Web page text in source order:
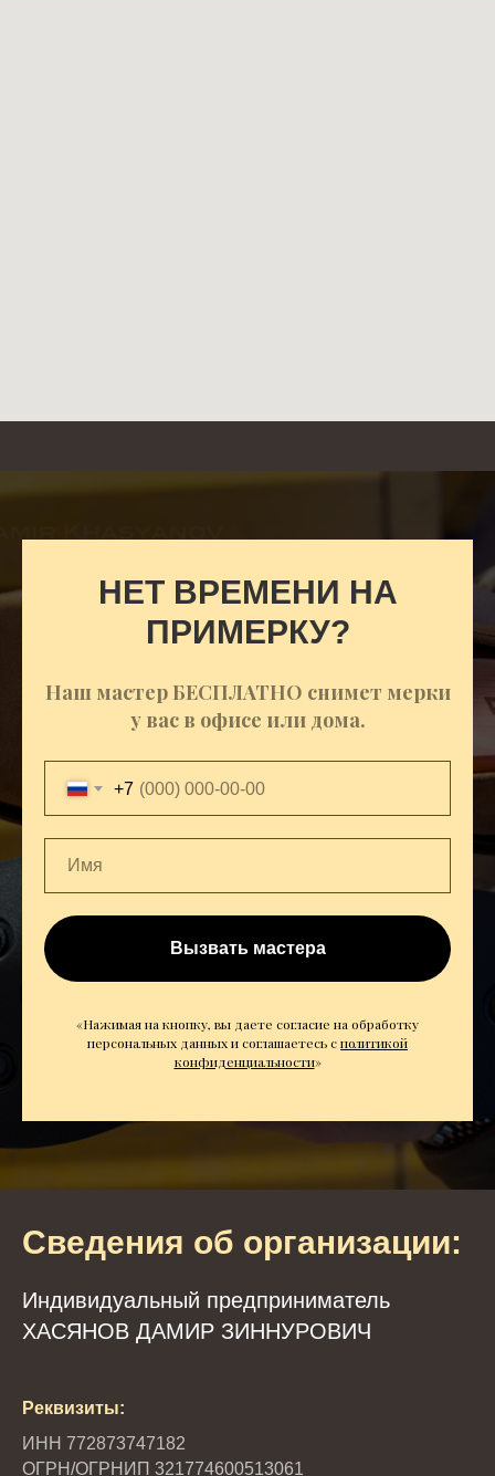
НЕТ ВРЕМЕНИ НА
ПРИМЕРКУ?
Наш мастер БЕСПЛАТНО снимет мерки
у вас в офисе или дома.
+7
Вызвать мастера
«Нажимая на кнопку, вы даете согласие на обработку
персональных данных и соглашаетесь cполитикой
конфиденциальности»
Сведения об организации:
Индивидуальный предприниматель
ХАСЯНОВ ДАМИР ЗИННУРОВИЧ
Реквизиты:
ИНН 772873747182
ОГРН/ОГРНИП 321774600513061